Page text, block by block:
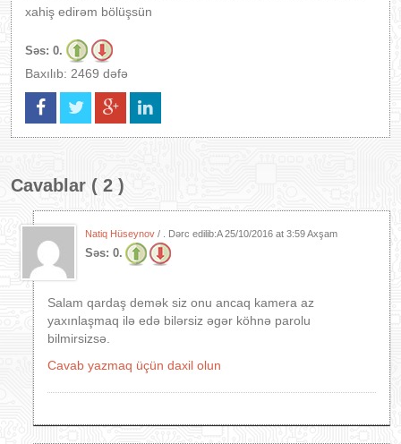
xahiş edirəm bölüşsün
Səs: 0.
Baxılıb: 2469 dəfə
Cavablar ( 2 )
Natiq Hüseynov / . Dərc edilib:A25/10/2016 at 3:59 Axşam
Səs: 0.
Salam qardaş demək siz onu ancaq kamera az
yaxınlaşmaq ilə edə bilərsiz əgər köhnə parolu
bilmirsizsə.
Cavab yazmaq üçün daxil olun